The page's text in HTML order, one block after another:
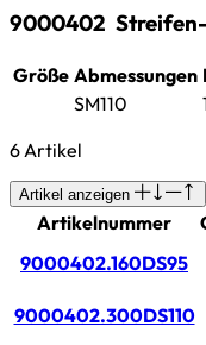
9000402
Größe Abmessungen
SM110
6 Artikel
Artikel anzeigen
Artikelnummer
9000402.160DS95
9000402.300DS110